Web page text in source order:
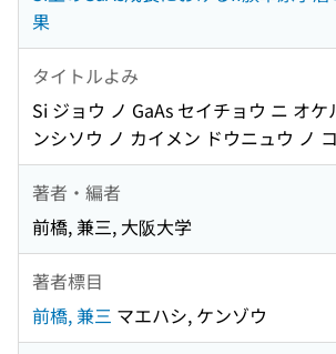
果
タイトルよみ
Si ジョウ ノ GaAs セイチョウ ニ オ
ンシソウ ノ カイメン ドウニュウ ノ
著者・編者
前橋, 兼三, 大阪大学
著者標目
前橋, 兼三 マエハシ, ケンゾウ